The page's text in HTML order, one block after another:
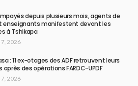
depuis plusieurs mois, agents de
enseignants manifestent devant les
à Tshikapa
2026
: 11 ex-otages des ADF retrouvent leurs
après des opérations FARDC-UPDF
2026